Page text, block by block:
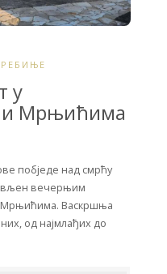
у
и Мрњићима
побједе над смрћу
вечерњим
Мрњићима. Васкршња
од најмлађих до